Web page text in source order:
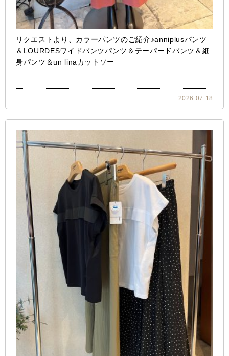
リクエストより、カラーパンツのご紹介♪anniplusパンツ
＆LOURDESワイドパンツパンツ＆テーパードパンツ＆細
身パンツ＆un linaカットソー
2026.07.18